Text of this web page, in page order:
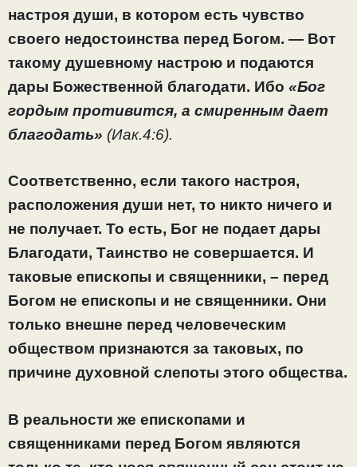
настроя души, в котором есть чувство
своего недостоинства перед Богом. — Вот
такому душевному настрою и подаются
дары Божественной благодати. Ибо «Бог
гордым противится, а смиренным дает
благодать» (Иак.4:6).
Соответственно, если такого настроя,
расположения души нет, то никто ничего и
не получает. То есть, Бог не подает дары
Благодати, Таинство не совершается. И
таковые епископы и священники, – перед
Богом не епископы и не священники. Они
только внешне перед человеческим
обществом признаются за таковых, по
причине духовной слепоты этого общества.
В реальности же епископами и
священниками перед Богом являются